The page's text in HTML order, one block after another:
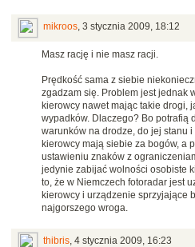
mikroos, 3 stycznia 2009, 18:12
Masz rację i nie masz racji.
Prędkość sama z siebie
zgadzam się. Problem jest jednak
kierowcy nawet mając takie drogi,
wypadków. Dlaczego? Bo potrafią
warunków na drodze, do jej stanu i
kierowcy mają siebie za bogów, a
ustawieniu znaków z
jedynie zabijać wolności osobiste
to, że w Niemczech fotoradar jest
kierowcy i urządzenie sprzyjające
najgorszego wroga.
thibris, 4 stycznia 2009, 16:23